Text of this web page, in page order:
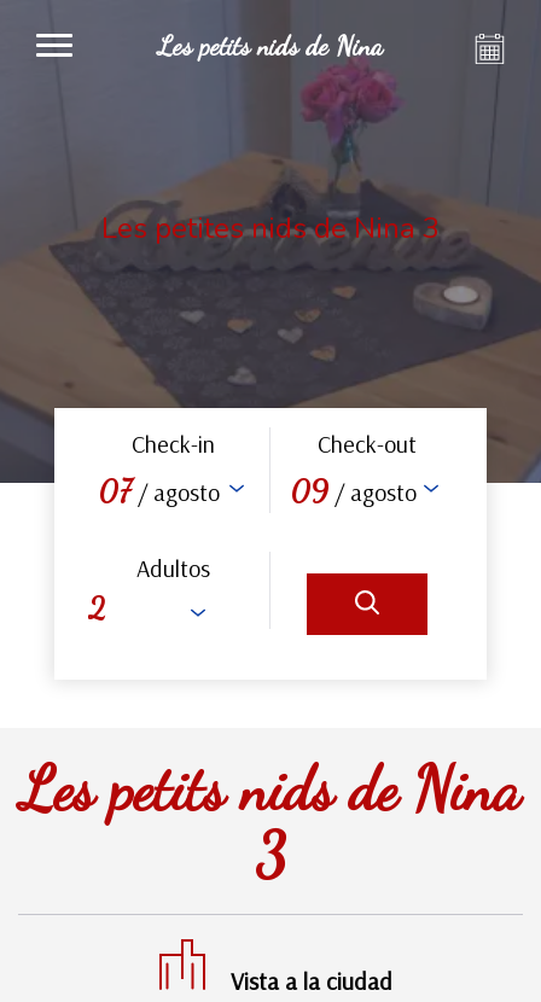
Les petits nids de Nina
Les petites nids de Nina 3
Check-in
07 / agosto
Check-out
09 / agosto
Adultos
Les petits nids de Nina
3
Vista a la ciudad